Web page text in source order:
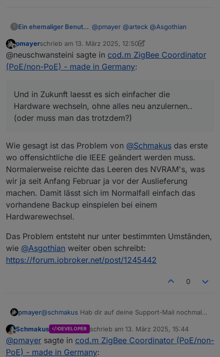
? Ein ehemaliger Benutzer @pmayer @arteck @Asgothian
da ich demnaechst die Zigbee-
Hardware wechseln moechte, und
daher hier mal so mitlese...
Kann man die IEEE und ExtPanID im
Adapter unter Settings anzeigen
Jetzt weiss ich auch, warum ich
probleme hatte, mein zweites Zigbee
in Betrieb zu nehmen, denn den
Coordinator hatte ich vorher auch mal
ExtPanID - kann das nicht der Adapter
selbst. und, wenn notwendig, selbst
in der Konfig eintragen?
Hinweis fuer den User - dass seine ID
anfragen..
Und in Zukunft laesst es sich
einfacher die Hardware wechseln,
ohne alles neu anzulernen.. (oder
Offline
pmayerschrieb am 13. März 2025, 12:50
zuletzt editiert von pmayer
@neuschwansteini sagte in cod.m ZigBee Coordinator
(PoE/non-PoE) - made in Germany:
Und in Zukunft laesst es sich einfacher die
Hardware wechseln, ohne alles neu anzulernen..
(oder muss man das trotzdem?)
Wie gesagt ist das Problem von @Schmakus das erste
wo offensichtliche die IEEE geändert werden muss.
Normalerweise reichte das Leeren des NVRAM's, was
wir ja seit Anfang Februar ja vor der Auslieferung
machen. Damit lässt sich im Normalfall einfach das
vorhandene Backup einspielen bei einem
Hardwarewechsel.
Das Problem entsteht nur unter bestimmten Umständen,
wie @Asgothian weiter oben schreibt:
https://forum.iobroker.net/post/1245442
0
pmayer@schmakus Hab dir auf deine Support-Mail nochmal
Du könntest noch das hier probieren:
@asgothiansagte in
Offline
Schmakus DEVELOPER schrieb am 13. März 2025, 15:44
zuletzt editiert von
@pmayer sagte in cod.m ZigBee Coordinator (PoE/non-
PoE) - made in Germany: